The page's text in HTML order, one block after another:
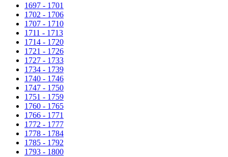
1697 - 1701
1702 - 1706
1707 - 1710
1711 - 1713
1714 - 1720
1721 - 1726
1727 - 1733
1734 - 1739
1740 - 1746
1747 - 1750
1751 - 1759
1760 - 1765
1766 - 1771
1772 - 1777
1778 - 1784
1785 - 1792
1793 - 1800